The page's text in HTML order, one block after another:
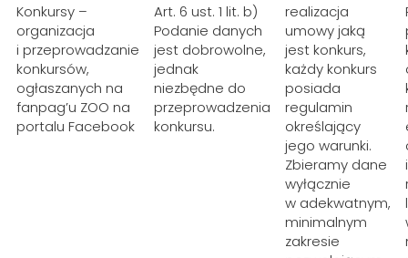
Konkursy –
organizacja
i przeprowadzanie
konkursów,
ogłaszanych na
fanpag’u ZOO na
portalu Facebook
Art. 6 ust. 1 lit. b)
Podanie danych
jest dobrowolne,
jednak
niezbędne do
przeprowadzenia
konkursu.
realizacja
umowy jaką
jest konkurs,
każdy konkurs
posiada
regulamin
określający
jego warunki.
Zbieramy dane
wyłącznie
w adekwatnym,
minimalnym
zakresie